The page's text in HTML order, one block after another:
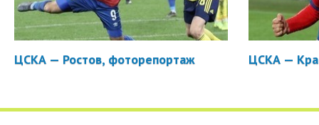
ЦСКА — Ростов, фоторепортаж ЦСКА —